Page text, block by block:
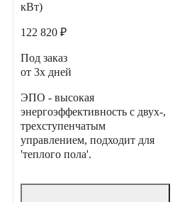
кВт)
122 820 ₽
Под заказ
от 3х дней
ЭПО - высокая
энергоэффективность с двух-,
трехступенчатым
управлением, подходит для
'теплого пола'.